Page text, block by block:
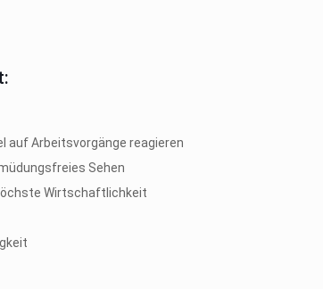
auf Arbeitsvorgänge reagieren
Sehen
Wirtschaftlichkeit